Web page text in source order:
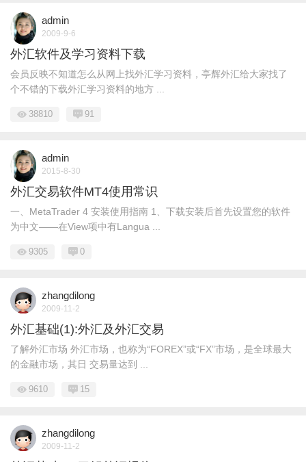
admin
2009-9-6
外汇软件及学习资料下载
会员反映不知道怎么从网上找外汇学习资料，亭辉外汇给大家找了
个不错的下载外汇学习资料的地方 ...
38810 91
admin
2015-8-30
外汇交易软件MT4使用常识
一、MetaTrader 4 安装使用指南 1、下载安装后首先设置您的软件
为中文——在View项中有Langua ...
9305 0
zhangdilong
2009-11-2
外汇基础(1):外汇及外汇交易
了解外汇市场 外汇市场，也称为“FOREX”或“FX”市场，是全球最大
的金融市场，其日 交易量达到 ...
9610 15
zhangdilong
2009-11-2